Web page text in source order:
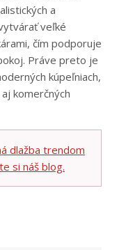
a
veľké
čím podporuje
Práve preto je
kúpeľniach,
komerčných
dlažba trendom
si náš blog.